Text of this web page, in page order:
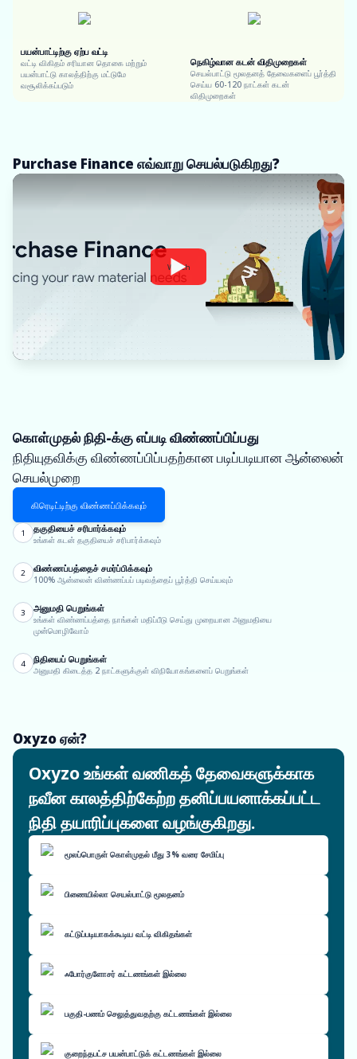
பயன்பாட்டிற்கு ஏற்ப வட்டி
வட்டி விகிதம் சரியான தொகை மற்றும்
பயன்பாட்டு காலத்திற்கு மட்டுமே
வசூலிக்கப்படும்
நெகிழ்வான கடன் விதிமுறைகள்
செயல்பாட்டு மூலதனத் தேவைகளைப் பூர்த்தி
செய்ய 60-120 நாட்கள் கடன்
விதிமுறைகள்
Purchase Finance எவ்வாறு செயல்படுகிறது?
Watch
கொள்முதல் நிதி-க்கு எப்படி விண்ணப்பிப்பது
நிதியுதவிக்கு விண்ணப்பிப்பதற்கான படிப்படியான ஆன்லைன்
செயல்முறை
கிரெடிட்டிற்கு விண்ணப்பிக்கவும்
1 தகுதியைச் சரிபார்க்கவும்
உங்கள் கடன் தகுதியைச் சரிபார்க்கவும்
2 விண்ணப்பத்தைச் சமர்ப்பிக்கவும்
100% ஆன்லைன் விண்ணப்பப் படிவத்தைப் பூர்த்தி செய்யவும்
3 அனுமதி பெறுங்கள்
உங்கள் விண்ணப்பத்தை நாங்கள் மதிப்பீடு செய்து முறையான அனுமதியை
முன்மொழிவோம்
4 நிதியைப் பெறுங்கள்
அனுமதி கிடைத்த 2 நாட்களுக்குள் விநியோகங்களைப் பெறுங்கள்
Oxyzo ஏன்?
Oxyzo உங்கள் வணிகத் தேவைகளுக்காக
நவீன காலத்திற்கேற்ற தனிப்பயனாக்கப்பட்ட
நிதி தயாரிப்புகளை வழங்குகிறது.
மூலப்பொருள் கொள்முதல் மீது 3% வரை சேமிப்பு
பிணையில்லா செயல்பாட்டு மூலதனம்
கட்டுப்படியாகக்கூடிய வட்டி விகிதங்கள்
ஃபோர்குளோசர் கட்டணங்கள் இல்லை
பகுதி-பணம் செலுத்துவதற்கு கட்டணங்கள் இல்லை
குறைந்தபட்ச பயன்பாட்டுக் கட்டணங்கள் இல்லை